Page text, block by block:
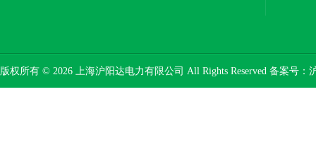
版权所有 © 2026 上海沪阳达电力有限公司 All Rights Reserved 备案号：